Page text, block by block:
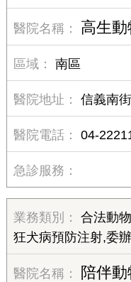
高生
南區
信義南
04-
合法動
狂犬病預防注射,委
陪伴